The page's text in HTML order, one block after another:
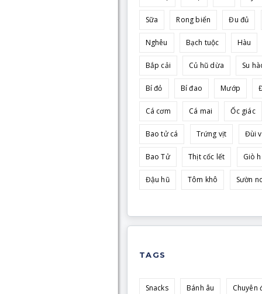
Sữa Rong biển Đu đủ
Nghêu Bạch tuộc Hàu
Bắp cải Củ hũ dừa Su
Bí đỏ Bí đao Mướp
Cá cơm Cá mai Ốc giác
Bao tử cá Trứng vịt Đùi
Bao Tử Thịt cốc lết Giò
Đậu hũ Tôm khô Sườn
TAGS
Snacks Bánh âu Chuyên